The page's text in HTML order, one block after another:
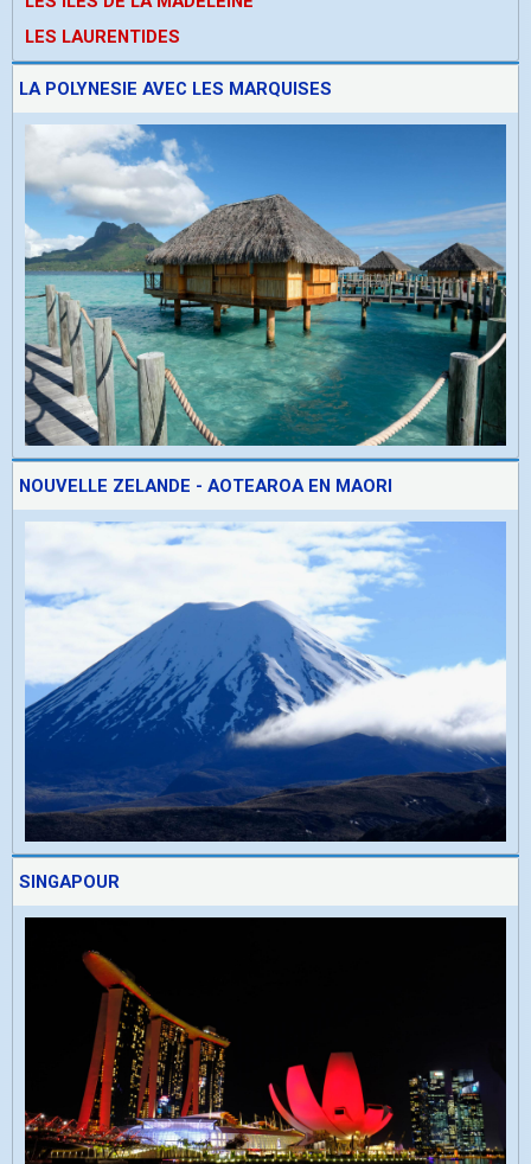
LES LAURENTIDES
LA POLYNESIE AVEC LES MARQUISES
NOUVELLE ZELANDE - AOTEAROA EN MAORI
SINGAPOUR